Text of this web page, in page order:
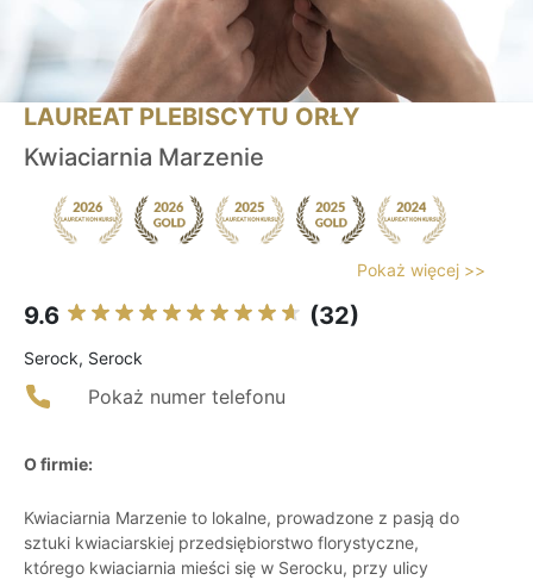
LAUREAT PLEBISCYTU ORŁY
Kwiaciarnia Marzenie
Pokaż więcej >>
9.6 (32)
Serock, Serock
Pokaż numer telefonu
O firmie:
Kwiaciarnia Marzenie to lokalne, prowadzone z pasją do
sztuki kwiaciarskiej przedsiębiorstwo florystyczne,
którego kwiaciarnia mieści się w Serocku, przy ulicy